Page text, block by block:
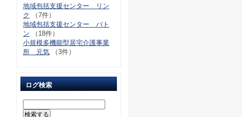
地域包括支援センター リン
ク
（7件）
地域包括支援センター バト
ン （18件）
小規模多機能型居宅介護事業
所 元気 （3件）
ログ検索